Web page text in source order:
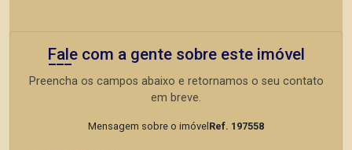
Fale com a gente sobre este imóvel
Preencha os campos abaixo e retornamos o seu contato
em breve.
Mensagem sobre o imóvel Ref. 197558